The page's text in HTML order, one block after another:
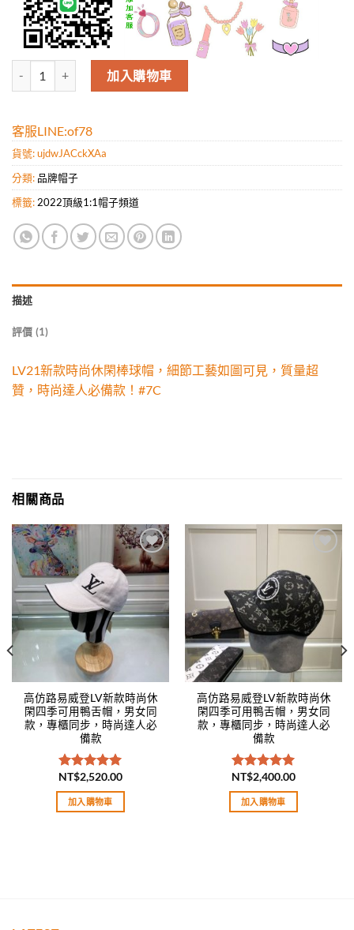
高仿LV21新款時尚休閑棒球帽，細節工藝如圖可見，質量超贊，時尚
加入購物車
客服LINE:of78
貨號:ujdwJACckXAa
分類: 品牌帽子
標籤: 2022頂級1:1帽子頻道
描述
評價 (1)
LV21新款時尚休閑棒球帽，細節工藝如圖可見，質量超
贊，時尚達人必備款！#7C
相關商品
Add to
wishlist
高仿路易威登LV新款時尚休
閑四季可用鴨舌帽，男女同
款，專櫃同步，時尚達人必
備款
評分5.00
滿分 5
NT$2,520.00
加入購物車
wishlist
高仿路易威登LV新款時尚休
閑四季可用鴨舌帽，男女同
款，專櫃同步，時尚達人必
備款
評分5.00
滿分 5
NT$2,400.00
加入購物車